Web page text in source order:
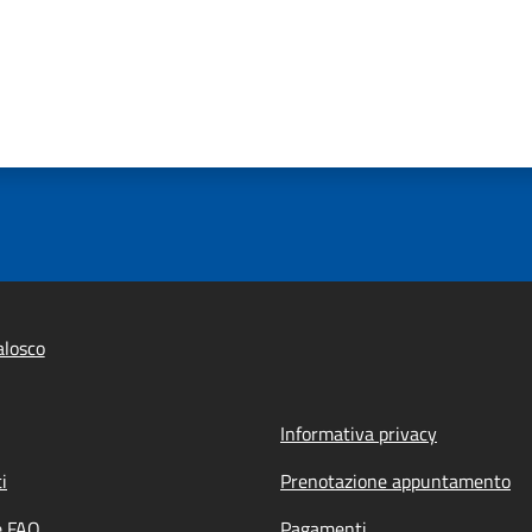
Informativa privacy
Prenotazione appuntamento